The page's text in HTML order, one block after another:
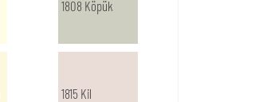
1808 Köpük
1815 Kil